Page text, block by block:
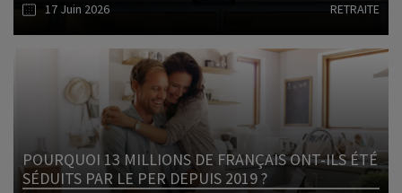
17 Juin 2026 RETRAITE
Lire l'article
POURQUOI 13 MILLIONS DE FRANÇAIS ONT-ILS ÉTÉ
SÉDUITS PAR LE PER DEPUIS 2019 ?